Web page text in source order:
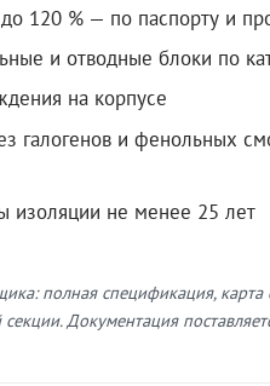
120 % — по паспорту и
и отводные блоки по
на корпусе
галогенов и фенольных
изоляции не менее 25 лет
полная спецификация,
Документация